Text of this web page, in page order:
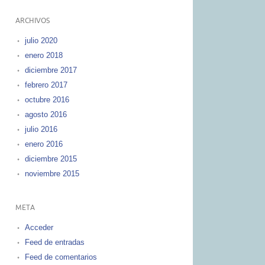
ARCHIVOS
julio 2020
enero 2018
diciembre 2017
febrero 2017
octubre 2016
agosto 2016
julio 2016
enero 2016
diciembre 2015
noviembre 2015
META
Acceder
Feed de entradas
Feed de comentarios